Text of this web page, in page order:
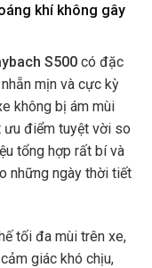
khí không gây
S500 có đặc
mịn và cực kỳ
không bị ám mùi
ưu điểm tuyệt vời so
tổng hợp rất bí và
những ngày thời tiết
tối đa mùi trên xe,
giác khó chịu,